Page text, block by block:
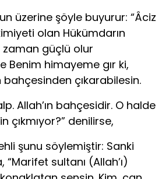
üzerine şöyle buyurur: “Âciz
olan Hükümdarın
güçlü olur
Benim himayeme gır ki,
bahçesinden çıkarabilesin.
Allah’ın bahçesidir. O halde
çıkmıyor?” denilirse,
şunu söylemiştir: Sanki
“Marifet sultanı (Allah’ı)